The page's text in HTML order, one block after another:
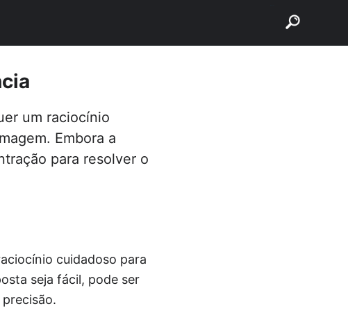
um raciocínio
Embora a
para resolver o
cuidadoso para
seja fácil, pode ser